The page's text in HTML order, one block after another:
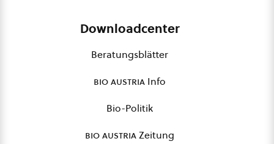
Downloadcenter
Beratungsblätter
bio austria Info
Bio-Politik
bio austriaZeitung